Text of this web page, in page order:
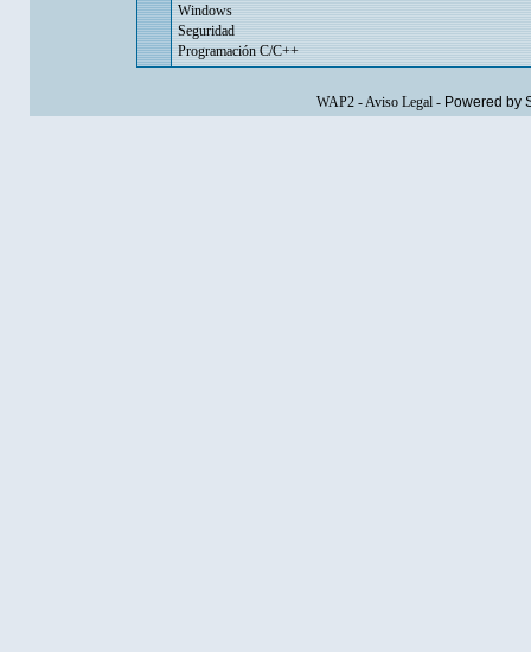
Windows
Seguridad
Programación C/C++
WAP2-Aviso Legal- Powered by